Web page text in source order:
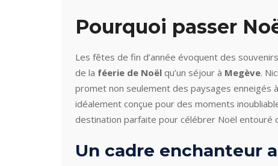
Pourquoi passer
Les fêtes de fin d’année évoquent des
de la féerie de Noël qu’un séjour à Megève.
promet non seulement des paysages enneigés
idéalement conçue pour des moments
destination parfaite pour célébrer Noël entouré
Un cadre enchanteur